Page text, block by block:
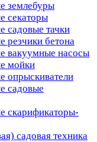
землебуры
секаторы
садовые тачки
резчики бетона
вакуумные насосы
мойки
опрыскиватели
садовые
скарификаторы-
садовая техника